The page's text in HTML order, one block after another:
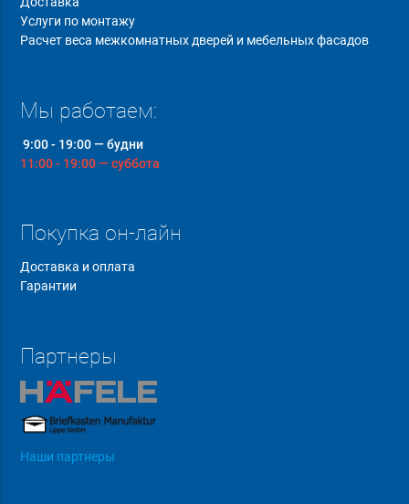
Услуги по монтажу
Расчет веса межкомнатных дверей и мебельных фасадов
Мы работаем:
9:00 - 19:00 — будни
11:00 - 19:00 — суббота
Покупка он-лайн
Доставка и оплата
Гарантии
Партнеры
Наши партнеры